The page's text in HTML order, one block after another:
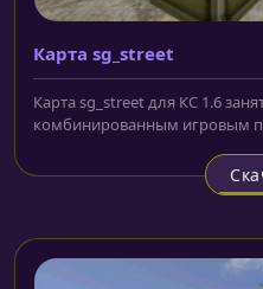
Карта sg_street
Карта sg_street для КС 1.6
комбинированным игровым